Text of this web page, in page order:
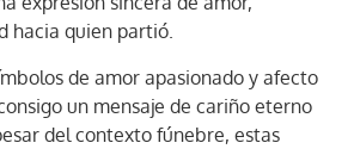
hacia quien partió.
de amor apasionado y afecto
un mensaje de cariño eterno
del contexto fúnebre, estas